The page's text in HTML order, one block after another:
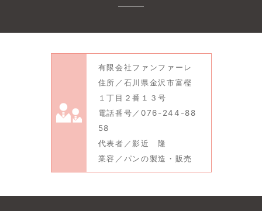
有限会社ファンファーレ
住所／石川県金沢市富樫
１丁目２番１３号
電話番号／076-244-88
58
代表者／影近 隆
業容／パンの製造・販売